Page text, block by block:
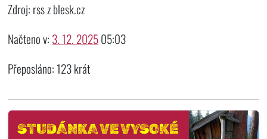
Zdroj: rss z blesk.cz
Načteno v: 3. 12. 202505:03
Přeposláno: 123 krát
STUDÁNKA VE VYSOKÉ